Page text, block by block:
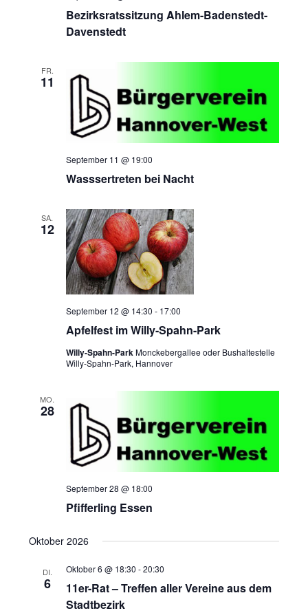
Bezirksratssitzung Ahlem-Badenstedt-
Davenstedt
FR.
11
Wasssertreten bei Nacht
September 11 @ 19:00
SA.
12
Apfelfest im Willy-Spahn-Park
September 12 @ 14:30 - 17:00
Willy-Spahn-Park Monckebergallee oder Bushaltestelle
Willy-Spahn-Park, Hannover
MO.
28
Pfifferling Essen
September 28 @ 18:00
Oktober 2026
DI.
6
11er-Rat – Treffen aller Vereine aus dem
Stadtbezirk
Oktober 6 @ 18:30 -20:30